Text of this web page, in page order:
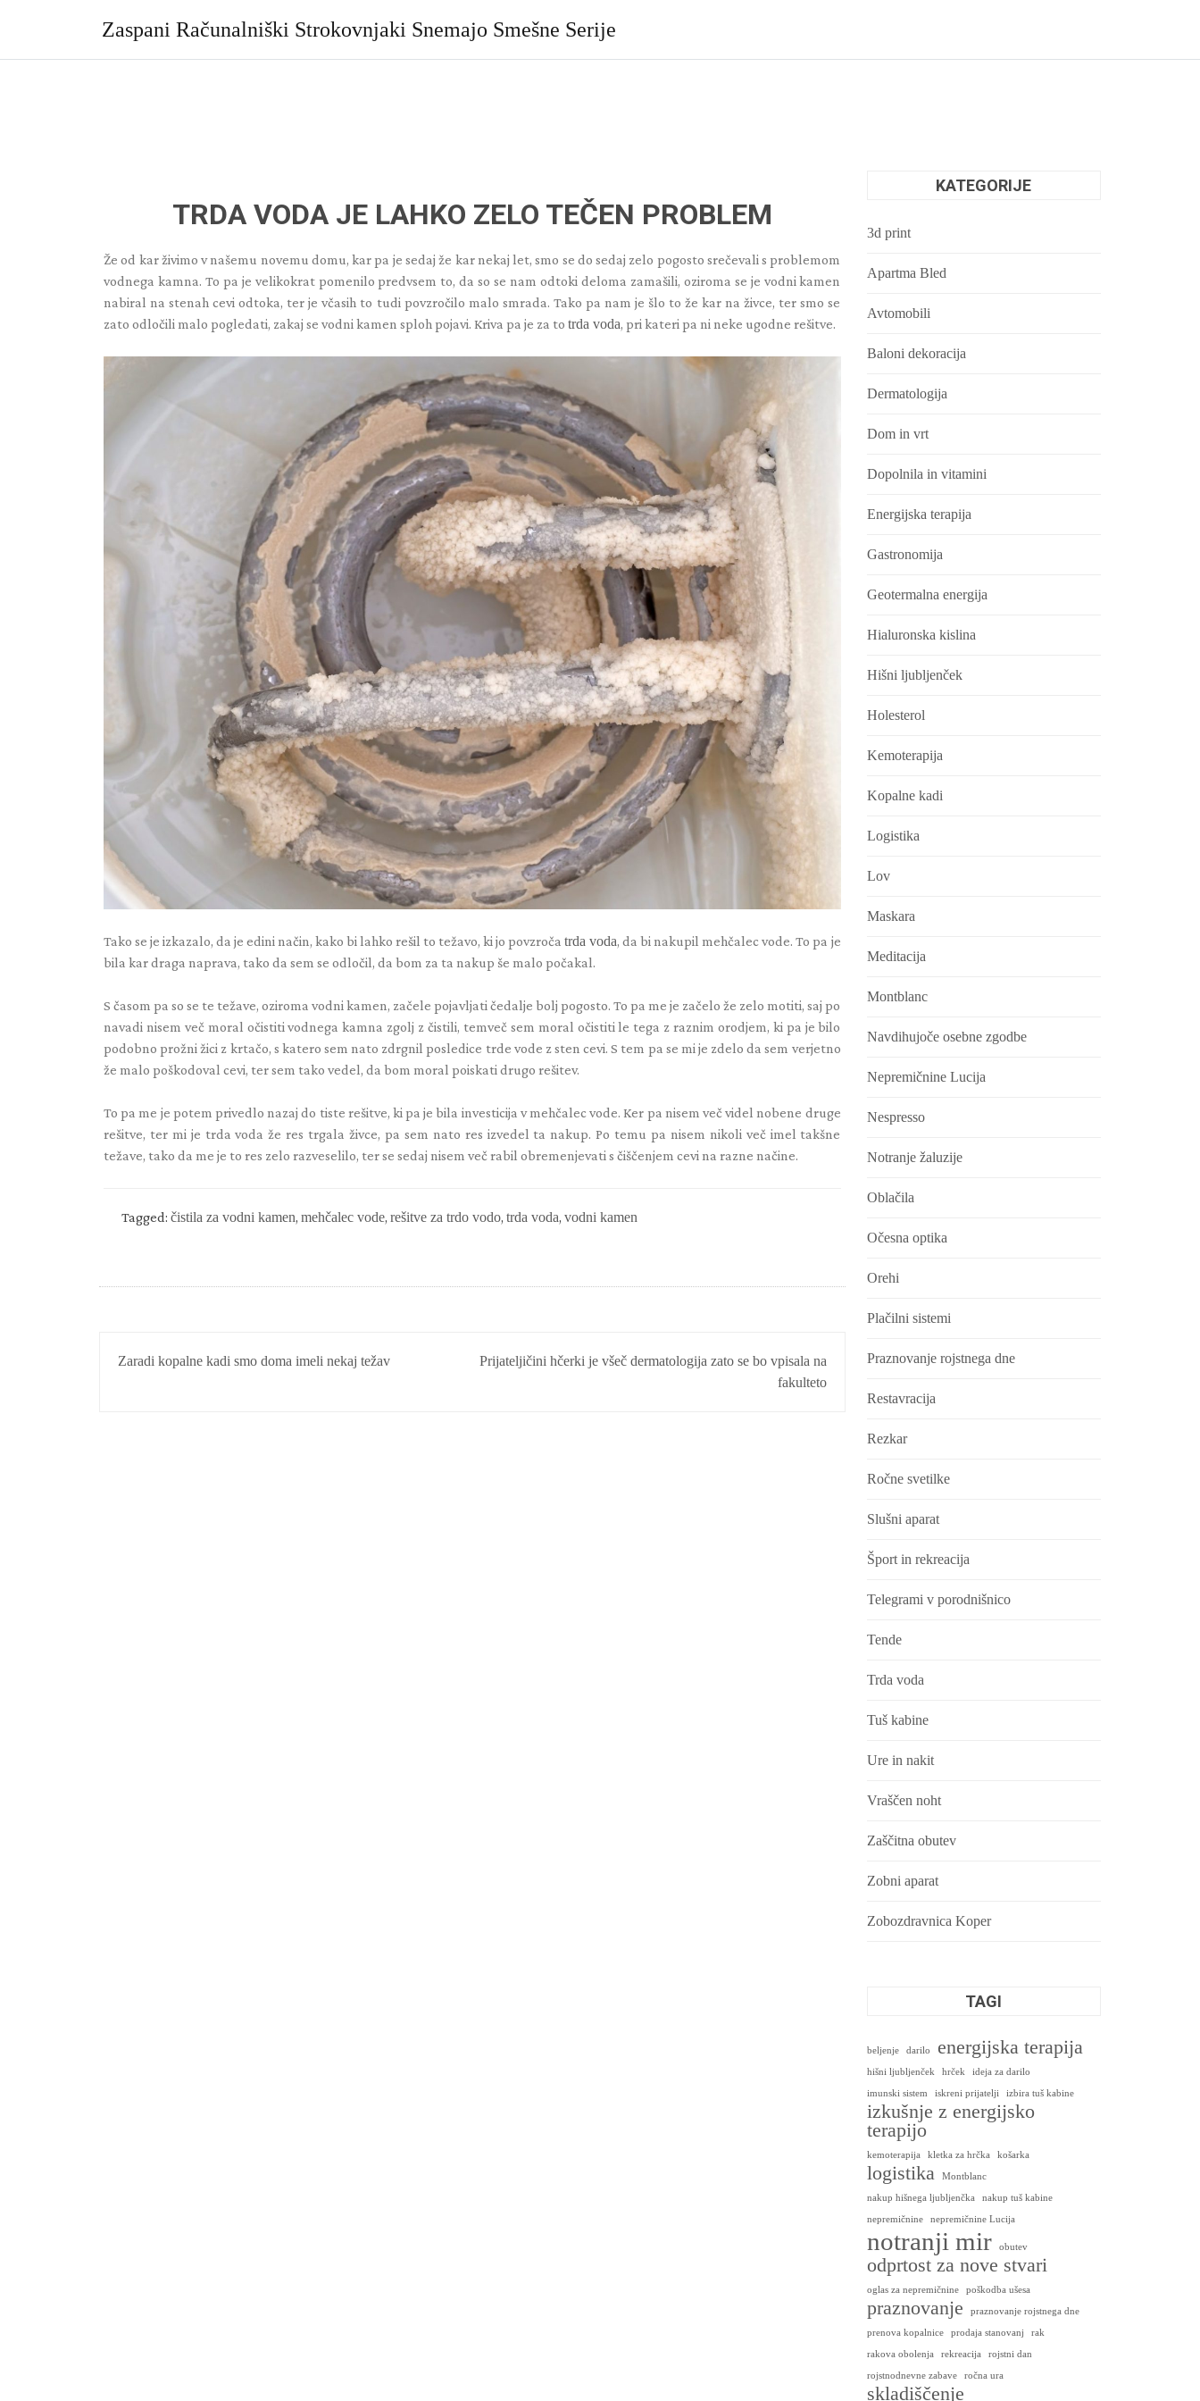
Zaspani Računalniški Strokovnjaki Snemajo Smešne Serije
TRDA VODA JE LAHKO ZELO TEČEN PROBLEM
Že od kar živimo v našemu novemu domu, kar pa je sedaj že kar nekaj let, smo se do sedaj zelo pogosto srečevali s problemom
vodnega kamna. To pa je velikokrat pomenilo predvsem to, da so se nam odtoki deloma zamašili, oziroma se je vodni kamen
nabiral na stenah cevi odtoka, ter je včasih to tudi povzročilo malo smrada. Tako pa nam je šlo to že kar na živce, ter smo se
zato odločili malo pogledati, zakaj se vodni kamen sploh pojavi. Kriva pa je za to trda voda, pri kateri pa ni neke ugodne rešitve.
Tako se je izkazalo, da je edini način, kako bi lahko rešil to težavo, ki jo povzročatrda voda, da bi nakupil mehčalec vode. To pa je
bila kar draga naprava, tako da sem se odločil, da bom za ta nakup še malo počakal.
S časom pa so se te težave, oziroma vodni kamen, začele pojavljati čedalje bolj pogosto. To pa me je začelo že zelo motiti, saj po
navadi nisem več moral očistiti vodnega kamna zgolj z čistili, temveč sem moral očistiti le tega z raznim orodjem, ki pa je bilo
podobno prožni žici z krtačo, s katero sem nato zdrgnil posledice trde vode z sten cevi. S tem pa se mi je zdelo da sem verjetno
že malo poškodoval cevi, ter sem tako vedel, da bom moral poiskati drugo rešitev.
To pa me je potem privedlo nazaj do tiste rešitve, ki pa je bila investicija v mehčalec vode. Ker pa nisem več videl nobene druge
rešitve, ter mi je trda voda že res trgala živce, pa sem nato res izvedel ta nakup. Po temu pa nisem nikoli več imel takšne
težave, tako da me je to res zelo razveselilo, ter se sedaj nisem več rabil obremenjevati s čiščenjem cevi na razne načine.
Tagged: čistila za vodni kamen, mehčalec vode, rešitve za trdo vodo, trda voda, vodni kamen
NAVIGACIJA
Zaradi kopalne kadi smo doma imeli nekaj težav
Prijateljičini hčerki je všeč dermatologija zato se bo vpisala na
fakulteto
KATEGORIJE
3d print
Apartma Bled
Avtomobili
Baloni dekoracija
Dermatologija
Dom in vrt
Dopolnila in vitamini
Energijska terapija
Gastronomija
Geotermalna energija
Hialuronska kislina
Hišni ljubljenček
Holesterol
Kemoterapija
Kopalne kadi
Logistika
Lov
Maskara
Meditacija
Montblanc
Navdihujoče osebne zgodbe
Nepremičnine Lucija
Nespresso
Notranje žaluzije
Oblačila
Očesna optika
Orehi
Plačilni sistemi
Praznovanje rojstnega dne
Restavracija
Rezkar
Ročne svetilke
Slušni aparat
Šport in rekreacija
Telegrami v porodnišnico
Tende
Trda voda
Tuš kabine
Ure in nakit
Vraščen noht
Zaščitna obutev
Zobni aparat
Zobozdravnica Koper
TAGI
beljenje darilo energijska terapija
hišni ljubljenček hrček ideja za darilo
imunski sistem iskreni prijatelji izbira tuš kabine
izkušnje z energijsko
terapijo
kemoterapija kletka za hrčka košarka
logistika Montblanc
nakup hišnega ljubljenčka nakup tuš kabine
nepremičnine nepremičnine Lucija
notranji mir obutev
odprtost za nove stvari
oglas za nepremičnine poškodba ušesa
praznovanje praznovanje rojstnega dne
prenova kopalnice prodaja stanovanj rak
rakova obolenja rekreacija rojstni dan
rojstnodnevne zabave ročna ura
skladiščenje